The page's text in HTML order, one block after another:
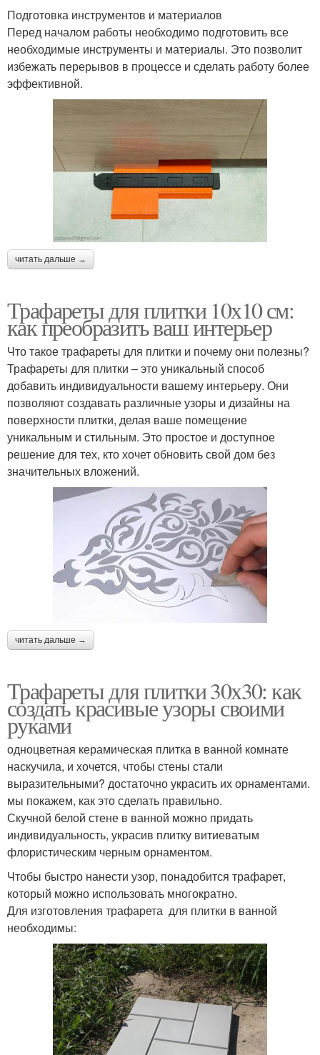
Подготовка инструментов и материалов
Перед началом работы необходимо подготовить все
необходимые инструменты и материалы. Это позволит
избежать перерывов в процессе и сделать работу более
эффективной.
читать дальше →
Трафареты для плитки 10х10 см:
как преобразить ваш интерьер
Что такое трафареты для плитки и почему они полезны?
Трафареты для плитки – это уникальный способ
добавить индивидуальности вашему интерьеру. Они
позволяют создавать различные узоры и дизайны на
поверхности плитки, делая ваше помещение
уникальным и стильным. Это простое и доступное
решение для тех, кто хочет обновить свой дом без
значительных вложений.
читать дальше →
Трафареты для плитки 30х30: как
создать красивые узоры своими
руками
одноцветная керамическая плитка в ванной комнате
наскучила, и хочется, чтобы стены стали
выразительными? достаточно украсить их орнаментами.
мы покажем, как это сделать правильно.
Скучной белой стене в ванной можно придать
индивидуальность, украсив плитку витиеватым
флористическим черным орнаментом.
Чтобы быстро нанести узор, понадобится трафарет,
который можно использовать многократно.
Для изготовления трафарета для плитки в ванной
необходимы: